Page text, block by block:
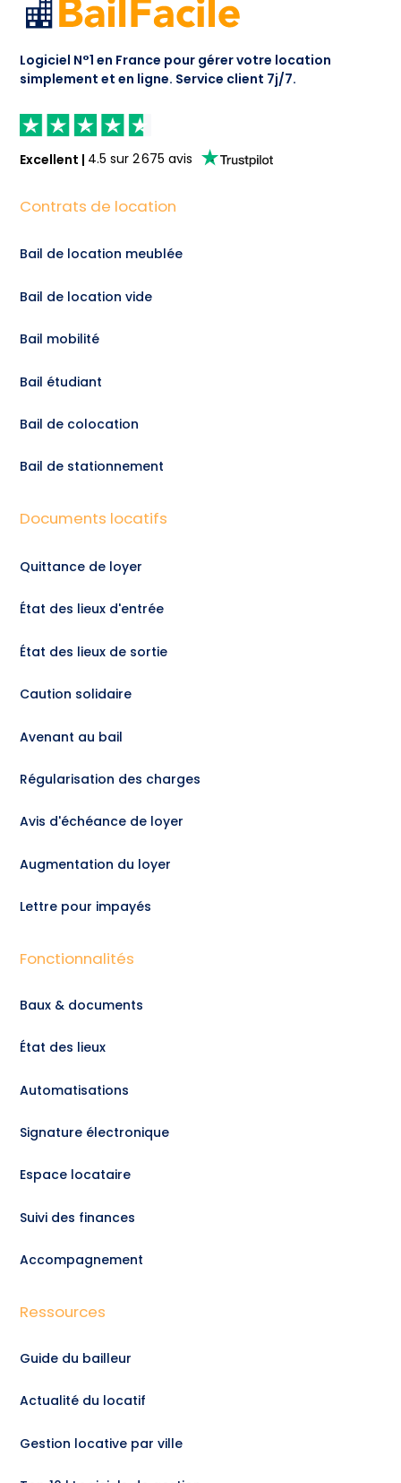
Logiciel N°1 en France pour gérer votre location
simplement et en ligne. Service client 7j/7.
Excellent | 4.5 sur2 675 avis
Contrats de location
Bail de location meublée
Bail de location vide
Bail mobilité
Bail étudiant
Bail de colocation
Bail de stationnement
Documents locatifs
Quittance de loyer
État des lieux d'entrée
État des lieux de sortie
Caution solidaire
Avenant au bail
Régularisation des charges
Avis d'échéance de loyer
Augmentation du loyer
Lettre pour impayés
Fonctionnalités
Baux & documents
État des lieux
Automatisations
Signature électronique
Espace locataire
Suivi des finances
Accompagnement
Ressources
Guide du bailleur
Actualité du locatif
Gestion locative par ville